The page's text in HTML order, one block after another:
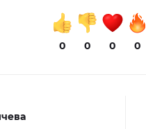
0 0 0 0